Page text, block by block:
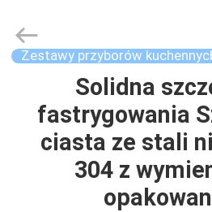
PRODUKTY
dostawca.
Copyright
2021
Zestawy przyborów
Solidna
fastrygowania
ciasta ze stali
304 z